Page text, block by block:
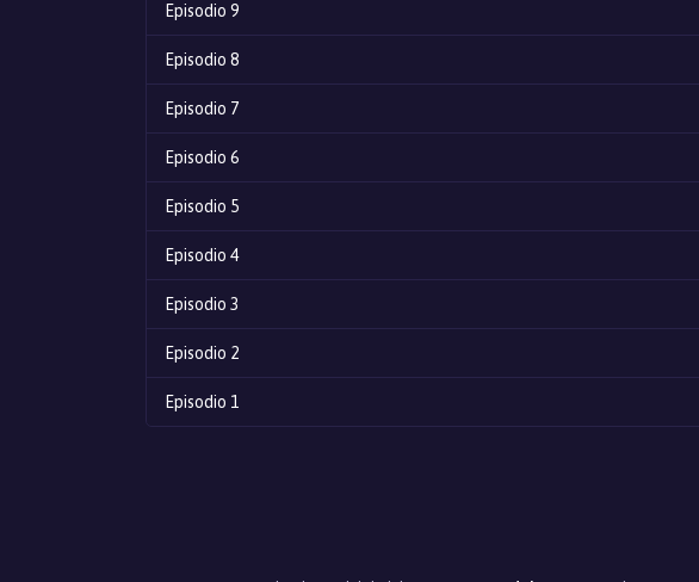
Episodio 9
Episodio 8
Episodio 7
Episodio 6
Episodio 5
Episodio 4
Episodio 3
Episodio 2
Episodio 1